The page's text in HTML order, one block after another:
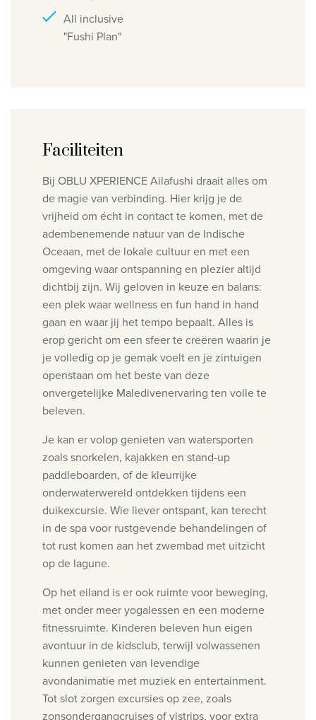
All inclusive
"Fushi Plan"
Faciliteiten
Bij OBLU XPERIENCE Ailafushi draait alles om
de magie van verbinding. Hier krijg je de
vrijheid om écht in contact te komen, met de
adembenemende natuur van de Indische
Oceaan, met de lokale cultuur en met een
omgeving waar ontspanning en plezier altijd
dichtbij zijn. Wij geloven in keuze en balans:
een plek waar wellness en fun hand in hand
gaan en waar jij het tempo bepaalt. Alles is
erop gericht om een sfeer te creëren waarin je
je volledig op je gemak voelt en je zintuigen
openstaan om het beste van deze
onvergetelijke Maledivenervaring ten volle te
beleven.
Je kan er volop genieten van watersporten
zoals snorkelen, kajakken en stand-up
paddleboarden, of de kleurrijke
onderwaterwereld ontdekken tijdens een
duikexcursie. Wie liever ontspant, kan terecht
in de spa voor rustgevende behandelingen of
tot rust komen aan het zwembad met uitzicht
op de lagune.
Op het eiland is er ook ruimte voor beweging,
met onder meer yogalessen en een moderne
fitnessruimte. Kinderen beleven hun eigen
avontuur in de kidsclub, terwijl volwassenen
kunnen genieten van levendige
avondanimatie met muziek en entertainment.
Tot slot zorgen excursies op zee, zoals
zonsondergangcruises of vistrips, voor extra